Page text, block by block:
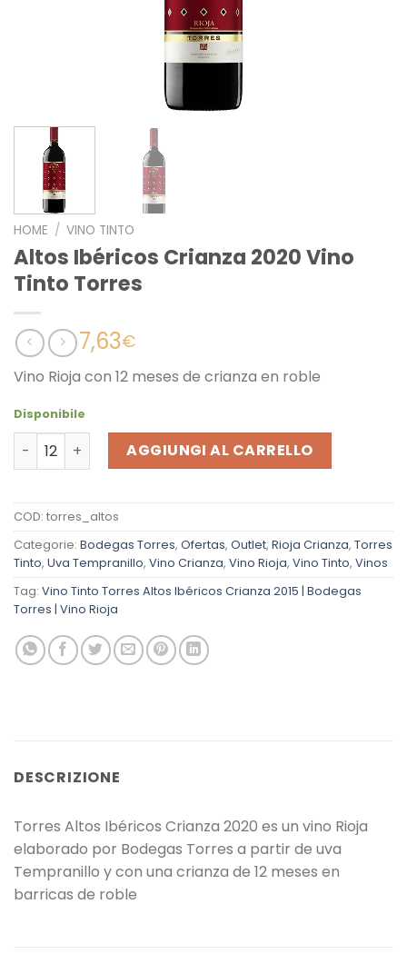
HOME / VINO TINTO
Altos Ibéricos Crianza 2020 Vino
Tinto Torres
7,63€
Vino Rioja con 12 meses de crianza en roble
Disponibile
Altos Ibéricos Crianza 2020 Vino Tinto Torres quantità
AGGIUNGI AL CARRELLO
COD: torres_altos
Categorie: Bodegas Torres, Ofertas, Outlet, Rioja Crianza, Torres
Tinto, Uva Tempranillo, Vino Crianza, Vino Rioja, Vino Tinto, Vinos
Tag: Vino Tinto Torres Altos Ibéricos Crianza 2015 | Bodegas
Torres | Vino Rioja
DESCRIZIONE
Torres Altos Ibéricos Crianza 2020 es un vino Rioja
elaborado por Bodegas Torres a partir de uva
Tempranillo y con una crianza de 12 meses en
barricas de roble